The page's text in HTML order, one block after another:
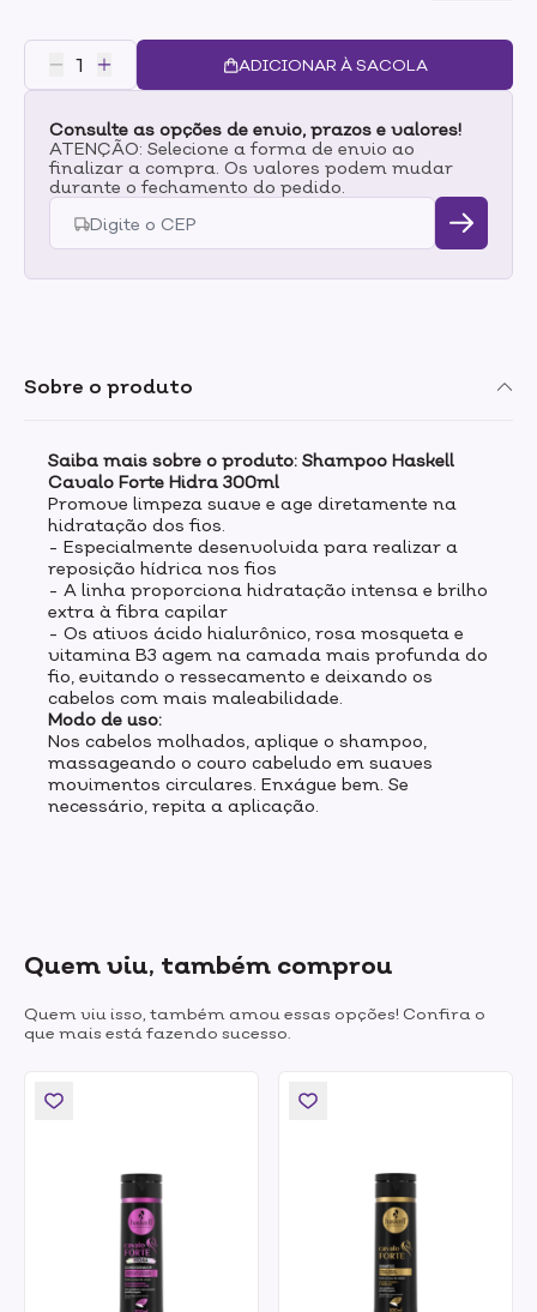
extra à fibra capilar
- Os ativos ácido hialurônico, rosa mosqueta e
vitamina B3 agem na camada mais profunda do fio,
mais maleabilidade.
movimentos circulares. Enxágue bem. Se necessário,
repita a aplicação.
ADICIONAR À SACOLA
Consulte as opções de envio, prazos e valores!
ATENÇÃO: Selecione a forma de envio ao
finalizar a compra. Os valores podem mudar
durante o fechamento do pedido.
Sobre o produto
Saiba mais sobre o produto: Shampoo Haskell
Cavalo Forte Hidra 300ml
Promove limpeza suave e age diretamente na
hidratação dos fios.
- Especialmente desenvolvida para realizar a
reposição hídrica nos fios
- A linha proporciona hidratação intensa e brilho
extra à fibra capilar
- Os ativos ácido hialurônico, rosa mosqueta e
vitamina B3 agem na camada mais profunda do
fio, evitando o ressecamento e deixando os
cabelos com mais maleabilidade.
Modo de uso:
Nos cabelos molhados, aplique o shampoo,
massageando o couro cabeludo em suaves
movimentos circulares. Enxágue bem. Se
necessário, repita a aplicação.
Quem viu, também comprou
Quem viu isso, também amou essas opções! Confira o
que mais está fazendo sucesso.